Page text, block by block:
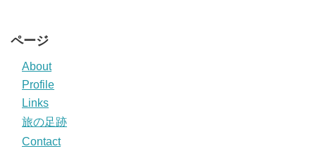
ページ
About
Profile
Links
旅の足跡
Contact